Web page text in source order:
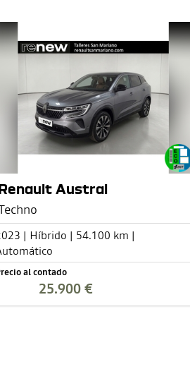
Austral
| Híbrido | 54.100 km |
al contado
25.900 €